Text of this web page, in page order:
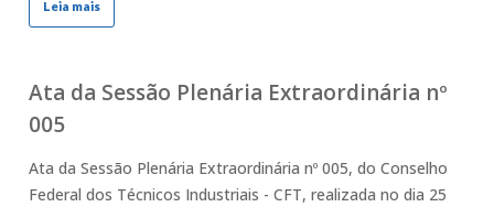
Leia mais
Ata da Sessão Plenária Extraordinária nº
005
Ata da Sessão Plenária Extraordinária nº 005, do Conselho
Federal dos Técnicos Industriais - CFT, realizada no dia 25